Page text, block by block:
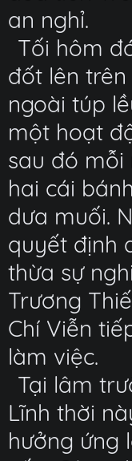
an nghỉ.
Tối hôm
đốt lên
ngoài túp
một hoạt
sau đó
hai cái
dưa muối.
quyết định
thừa sự
Trương
Chí Viễn
làm việc.
Tại lâm
Lĩnh thời
hưởng ứng